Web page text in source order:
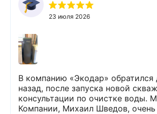
23 июля 2026
В компанию «Экодар» обратился два года
назад, после запуска новой
консультации по очистке воды.
Компании, Михаил Шведов,